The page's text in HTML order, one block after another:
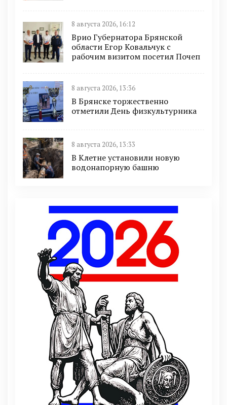
8 августа 2026, 16:12
Врио Губернатора Брянской
области Егор Ковальчук с
рабочим визитом посетил Почеп
8 августа 2026, 13:36
В Брянске торжественно
отметили День физкультурника
8 августа 2026, 13:33
В Клетне установили новую
водонапорную башню